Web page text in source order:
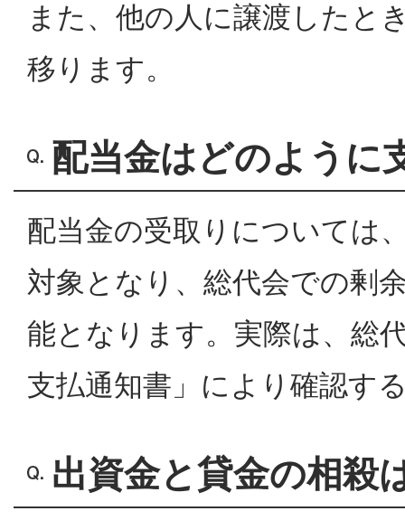
また、他の人に譲渡したと
移ります。
配当金はどのように
配当金の受取りについては
対象となり、総代会での剰
能となります。実際は、総
支払通知書」により確認す
出資金と貸金の相殺